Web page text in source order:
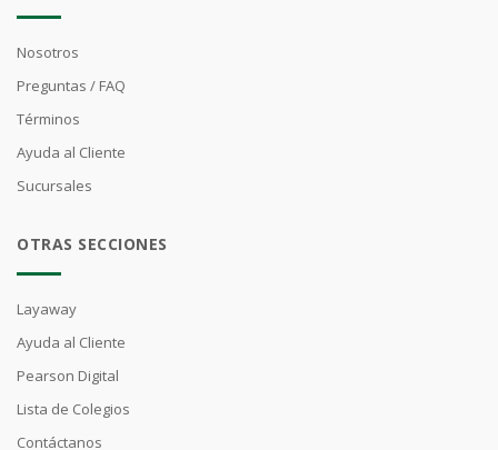
Nosotros
Preguntas / FAQ
Términos
Ayuda al Cliente
Sucursales
OTRAS SECCIONES
Layaway
Ayuda al Cliente
Pearson Digital
Lista de Colegios
Contáctanos